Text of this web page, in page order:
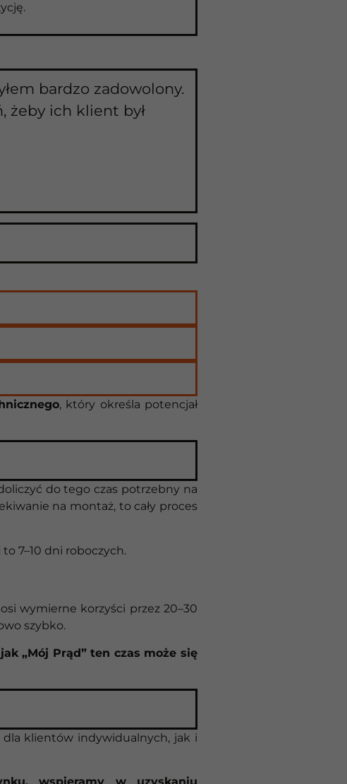
bardzo zadowolony.
żeby ich klient był
, który określa potencjał
do tego czas potrzebny na
na montaż, to cały proces
7–10 dni roboczych.
wymierne korzyści przez 20–30
szybko.
„Mój Prąd” ten czas może się
klientów indywidualnych, jak i